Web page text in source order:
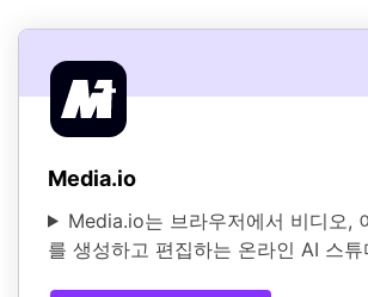
Media.io
Media.io는 브라우저에서 비디오,
를 생성하고 편집하는 온라인 AI 스튜